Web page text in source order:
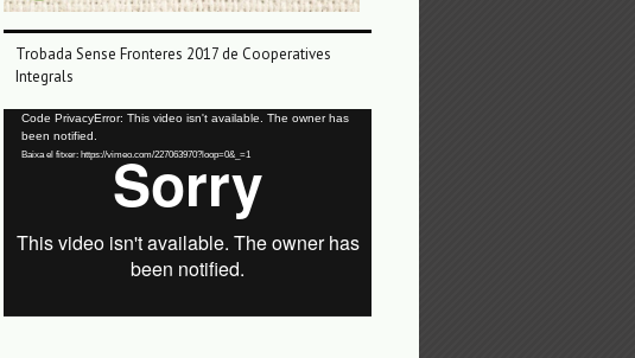
Trobada Sense Fronteres 2017 de Cooperatives
Integrals
Reproductor
vídeo
Code PrivacyError: This video isn't available. The owner has
been notified.
Baixa el fitxer: https://vimeo.com/227063970?loop=0&_=1